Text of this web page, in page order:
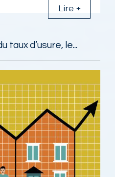
Lire +
taux d’usure, le...